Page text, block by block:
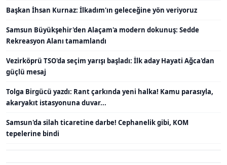
Başkan İhsan Kurnaz: İlkadım'ın geleceğine yön veriyoruz
Samsun Büyükşehir'den Alaçam'a modern dokunuş: Sedde
Rekreasyon Alanı tamamlandı
Vezirköprü TSO'da seçim yarışı başladı: İlk aday Hayati Ağca'dan
güçlü mesaj
Tolga Birgücü yazdı: Rant çarkında yeni halka! Kamu parasıyla,
akaryakıt istasyonuna duvar...
Samsun'da silah ticaretine darbe! Cephanelik gibi, KOM
tepelerine bindi